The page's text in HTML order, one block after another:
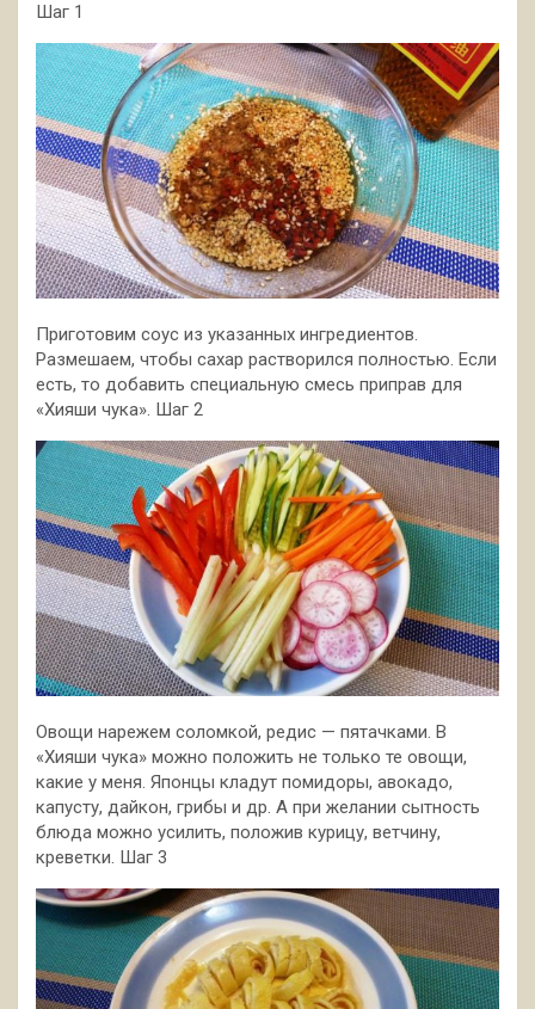
Шаг 1
Приготовим соус из указанных ингредиентов.
Размешаем, чтобы сахар растворился полностью. Если
есть, то добавить специальную смесь приправ для
«Хияши чука». Шаг 2
Овощи нарежем соломкой, редис — пятачками. В
«Хияши чука» можно положить не только те овощи,
какие у меня. Японцы кладут помидоры, авокадо,
капусту, дайкон, грибы и др. А при желании сытность
блюда можно усилить, положив курицу, ветчину,
креветки. Шаг 3